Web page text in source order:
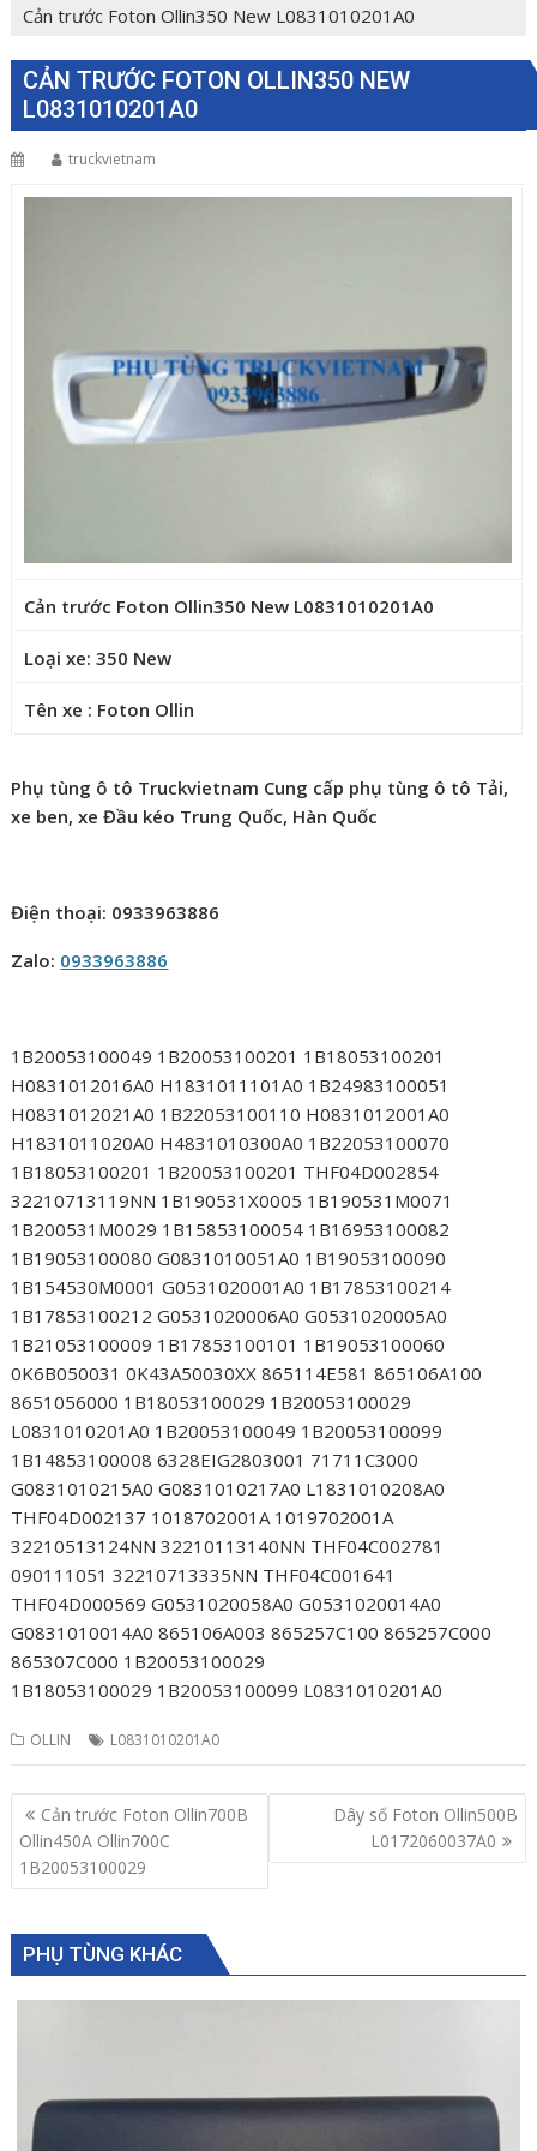
Cản trước Foton Ollin350 New L0831010201A0
CẢN TRƯỚC FOTON OLLIN350 NEW
L0831010201A0
truckvietnam
Cản trước Foton Ollin350 New L0831010201A0
Loại xe: 350 New
Tên xe : Foton Ollin
Phụ tùng ô tô Truckvietnam Cung cấp phụ tùng ô tô Tải,
xe ben, xe Đầu kéo Trung Quốc, Hàn Quốc
Điện thoại: 0933963886
Zalo: 0933963886
1B20053100049 1B20053100201 1B18053100201
H0831012016A0 H1831011101A0 1B24983100051
H0831012021A0 1B22053100110 H0831012001A0
H1831011020A0 H4831010300A0 1B22053100070
1B18053100201 1B20053100201 THF04D002854
32210713119NN 1B190531X0005 1B190531M0071
1B200531M0029 1B15853100054 1B16953100082
1B19053100080 G0831010051A0 1B19053100090
1B154530M0001 G0531020001A0 1B17853100214
1B17853100212 G0531020006A0 G0531020005A0
1B21053100009 1B17853100101 1B19053100060
0K6B050031 0K43A50030XX 865114E581 865106A100
8651056000 1B18053100029 1B20053100029
L0831010201A0 1B20053100049 1B20053100099
1B14853100008 6328EIG2803001 71711C3000
G0831010215A0 G0831010217A0 L1831010208A0
THF04D002137 1018702001A 1019702001A
32210513124NN 32210113140NN THF04C002781
090111051 32210713335NN THF04C001641
THF04D000569 G0531020058A0 G0531020014A0
G0831010014A0 865106A003 865257C100 865257C000
865307C000 1B20053100029
1B18053100029 1B20053100099 L0831010201A0
OLLIN L0831010201A0
Post
navigation
Cản trước Foton Ollin700B
Ollin450A Ollin700C
1B20053100029
Dây số Foton Ollin500B
L0172060037A0
PHỤ TÙNG KHÁC